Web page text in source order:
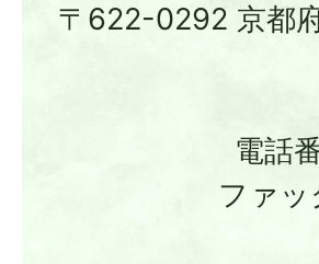
〒622-0292 京都
電話
ファ